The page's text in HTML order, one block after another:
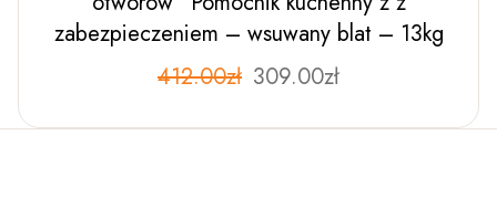
zabezpieczeniem – wsuwany blat – 13kg
412.00zł
Pierwotna
wynosiła:
309.00zł
Aktualna
wynosi:
Ten
produkt
wiele